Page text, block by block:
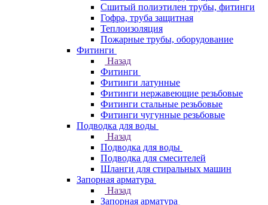
Сшитый полиэтилен трубы, фитинги
Гофра, труба защитная
Теплоизоляция
Пожарные трубы, оборудование
Фитинги
Назад
Фитинги
Фитинги латунные
Фитинги нержавеющие резьбовые
Фитинги стальные резьбовые
Фитинги чугунные резьбовые
Подводка для воды
Назад
Подводка для воды
Подводка для смесителей
Шланги для стиральных машин
Запорная арматура
Назад
Запорная арматура